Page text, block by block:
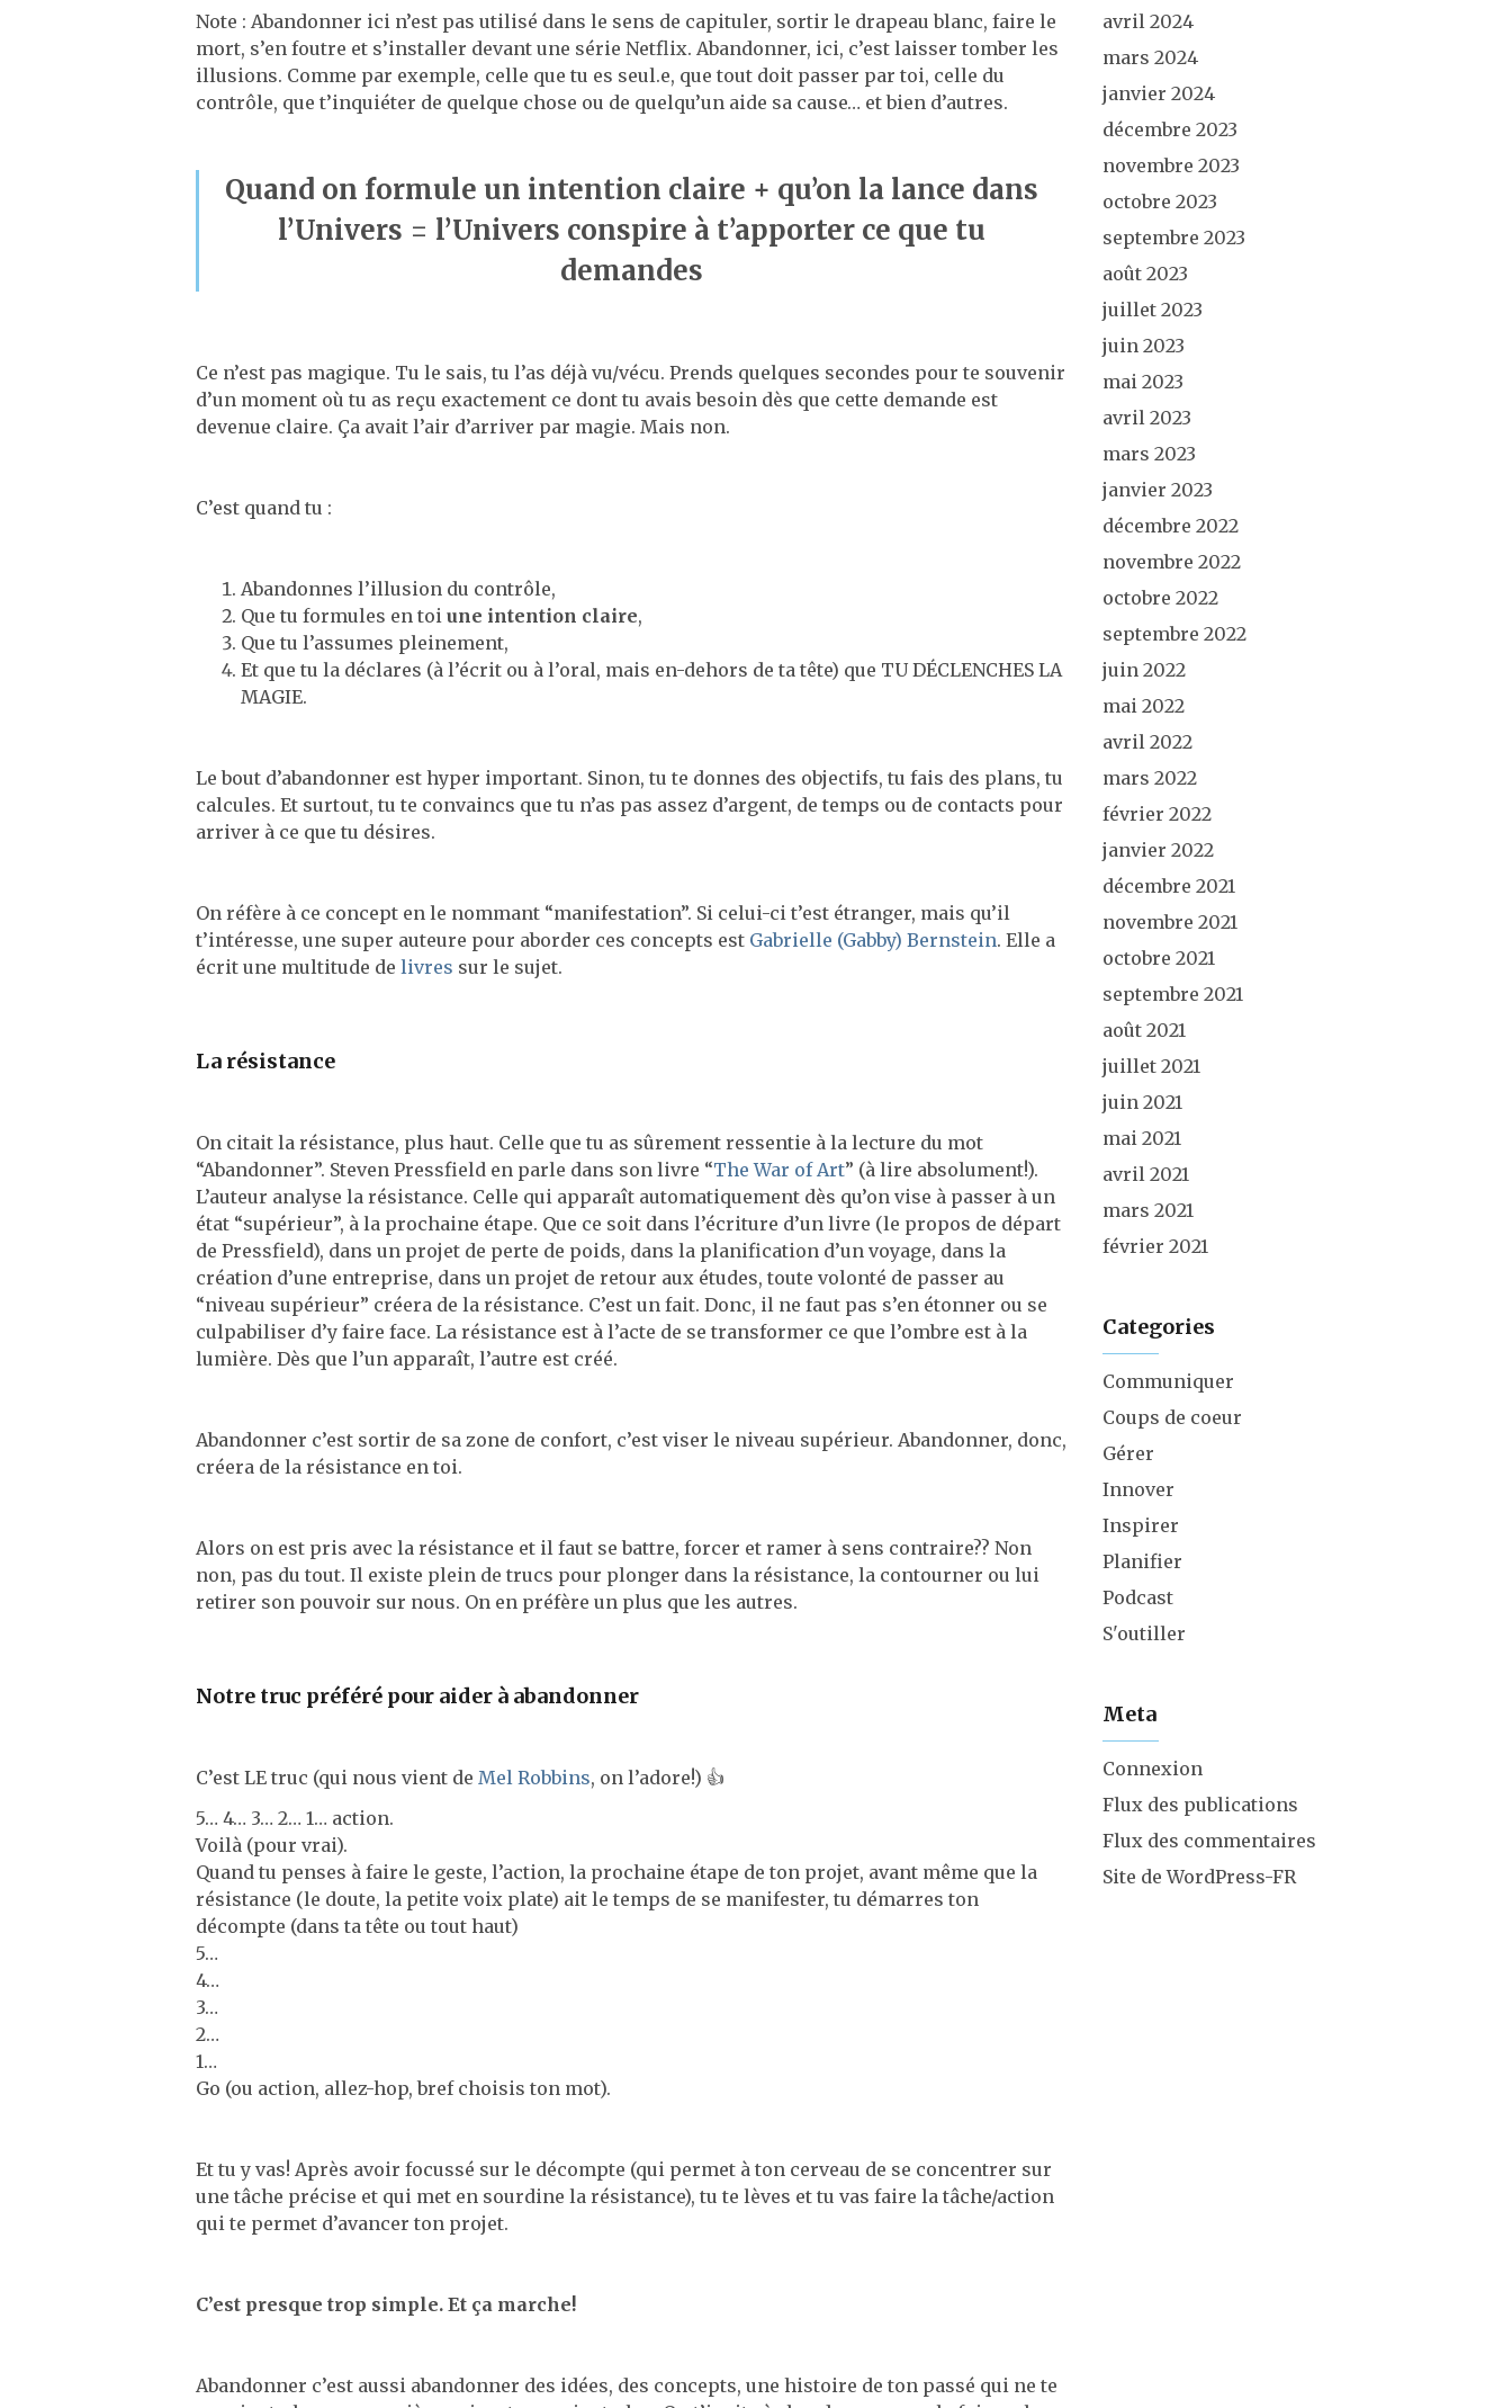
Note : Abandonner ici n’est pas utilisé dans le sens de capituler, sortir le drapeau blanc, faire le
mort, s’en foutre et s’installer devant une série Netflix. Abandonner, ici, c’est laisser tomber les
illusions. Comme par exemple, celle que tu es seul.e, que tout doit passer par toi, celle du
contrôle, que t’inquiéter de quelque chose ou de quelqu’un aide sa cause… et bien d’autres.
Quand on formule un intention claire + qu’on la lance dans
l’Univers = l’Univers conspire à t’apporter ce que tu
demandes
Ce n’est pas magique. Tu le sais, tu l’as déjà vu/vécu. Prends quelques secondes pour te souvenir
d’un moment où tu as reçu exactement ce dont tu avais besoin dès que cette demande est
devenue claire. Ça avait l’air d’arriver par magie. Mais non.
C’est quand tu :
Abandonnes l’illusion du contrôle,
Que tu formules en toi une intention claire,
Que tu l’assumes pleinement,
Et que tu la déclares (à l’écrit ou à l’oral, mais en-dehors de ta tête) que TU DÉCLENCHES LA
MAGIE.
Le bout d’abandonner est hyper important. Sinon, tu te donnes des objectifs, tu fais des plans, tu
calcules. Et surtout, tu te convaincs que tu n’as pas assez d’argent, de temps ou de contacts pour
arriver à ce que tu désires.
On réfère à ce concept en le nommant “manifestation”. Si celui-ci t’est étranger, mais qu’il
t’intéresse, une super auteure pour aborder ces concepts est Gabrielle (Gabby) Bernstein. Elle a
écrit une multitude de livres sur le sujet.
La résistance
On citait la résistance, plus haut. Celle que tu as sûrement ressentie à la lecture du mot
“Abandonner”. Steven Pressfield en parle dans son livre “The War of Art” (à lire absolument!).
L’auteur analyse la résistance. Celle qui apparaît automatiquement dès qu’on vise à passer à un
état “supérieur”, à la prochaine étape. Que ce soit dans l’écriture d’un livre (le propos de départ
de Pressfield), dans un projet de perte de poids, dans la planification d’un voyage, dans la
création d’une entreprise, dans un projet de retour aux études, toute volonté de passer au
“niveau supérieur” créera de la résistance. C’est un fait. Donc, il ne faut pas s’en étonner ou se
culpabiliser d’y faire face. La résistance est à l’acte de se transformer ce que l’ombre est à la
lumière. Dès que l’un apparaît, l’autre est créé.
Abandonner c’est sortir de sa zone de confort, c’est viser le niveau supérieur. Abandonner, donc,
créera de la résistance en toi.
Alors on est pris avec la résistance et il faut se battre, forcer et ramer à sens contraire?? Non
non, pas du tout. Il existe plein de trucs pour plonger dans la résistance, la contourner ou lui
retirer son pouvoir sur nous. On en préfère un plus que les autres.
Notre truc préféré pour aider à abandonner
C’est LE truc (qui nous vient de Mel Robbins, on l’adore!) 👍
5… 4… 3… 2… 1… action.
Voilà (pour vrai).
Quand tu penses à faire le geste, l’action, la prochaine étape de ton projet, avant même que la
résistance (le doute, la petite voix plate) ait le temps de se manifester, tu démarres ton
décompte (dans ta tête ou tout haut)
5…
4…
3…
2…
1…
Go (ou action, allez-hop, bref choisis ton mot).
Et tu y vas! Après avoir focussé sur le décompte (qui permet à ton cerveau de se concentrer sur
une tâche précise et qui met en sourdine la résistance), tu te lèves et tu vas faire la tâche/action
qui te permet d’avancer ton projet.
C’est presque trop simple. Et ça marche!
Abandonner c’est aussi abandonner des idées, des concepts, une histoire de ton passé qui ne te
avril 2024
mars 2024
janvier 2024
décembre 2023
novembre 2023
octobre 2023
septembre 2023
août 2023
juillet 2023
juin 2023
mai 2023
avril 2023
mars 2023
janvier 2023
décembre 2022
novembre 2022
octobre 2022
septembre 2022
juin 2022
mai 2022
avril 2022
mars 2022
février 2022
janvier 2022
décembre 2021
novembre 2021
octobre 2021
septembre 2021
août 2021
juillet 2021
juin 2021
mai 2021
avril 2021
mars 2021
février 2021
Categories
Communiquer
Coups de coeur
Gérer
Innover
Inspirer
Planifier
Podcast
S'outiller
Meta
Connexion
Flux des publications
Flux des commentaires
Site de WordPress-FR